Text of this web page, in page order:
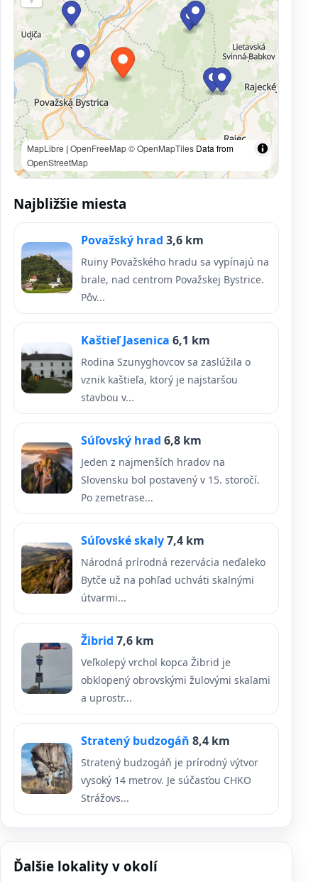
MapLibre | OpenFreeMap© OpenMapTiles Data from
OpenStreetMap
Najbližšie miesta
Považský hrad 3,6 km
Ruiny Považského hradu sa vypínajú na
brale, nad centrom Považskej Bystrice.
Pôv...
Kaštieľ Jasenica 6,1 km
Rodina Szunyghovcov sa zaslúžila o
vznik kaštieľa, ktorý je najstaršou
stavbou v...
Súľovský hrad 6,8 km
Jeden z najmenších hradov na
Slovensku bol postavený v 15. storočí.
Po zemetrase...
Súľovské skaly7,4 km
Národná prírodná rezervácia neďaleko
Bytče už na pohľad uchváti skalnými
útvarmi...
Žibrid 7,6 km
Veľkolepý vrchol kopca Žibrid je
obklopený obrovskými žulovými skalami
a uprostr...
Stratený budzogáň 8,4 km
Stratený budzogáň je prírodný výtvor
vysoký 14 metrov. Je súčasťou CHKO
Strážovs...
Ďalšie lokality v okolí